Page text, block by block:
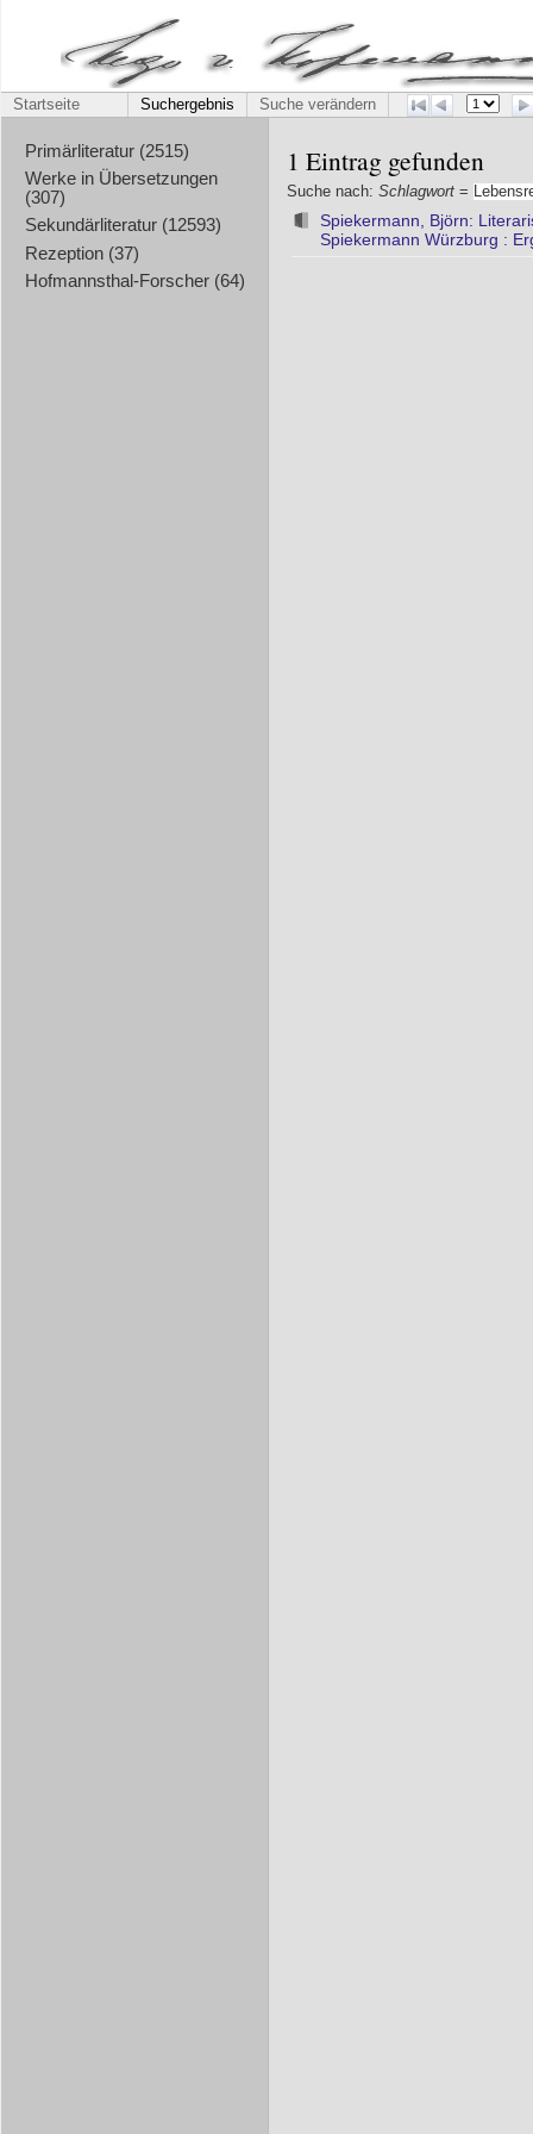
Startseite Suchergebnis Suche verändern
Primärliteratur (2515)
Werke in Übersetzungen
(307)
Sekundärliteratur (12593)
Rezeption (37)
Hofmannsthal-Forscher (64)
1 Eintrag gefunden
Suche nach: Schlagwort =
Spiekermann, Björn:
Spiekermann Würzburg :